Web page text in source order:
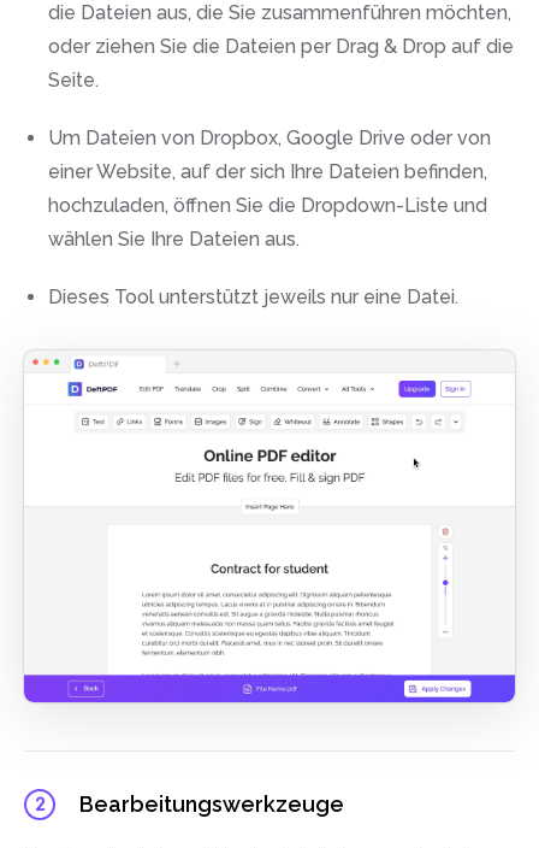
die Dateien aus, die Sie zusammenführen möchten,
oder ziehen Sie die Dateien per Drag & Drop auf die
Seite.
Um Dateien von Dropbox, Google Drive oder von
einer Website, auf der sich Ihre Dateien befinden,
hochzuladen, öffnen Sie die Dropdown-Liste und
wählen Sie Ihre Dateien aus.
Dieses Tool unterstützt jeweils nur eine Datei.
2 Bearbeitungswerkzeuge